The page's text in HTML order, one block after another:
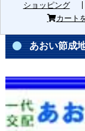
ショッピング
カート
あおい節成